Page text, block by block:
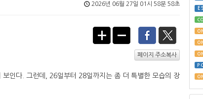
2026년 06월 27일 01시 58분 58초
페이지 주소복사
인다. 그런데, 26일부터 28일까지는 좀 더 특별한 모습의 장
CO
ON
ON
ON
PC
ON